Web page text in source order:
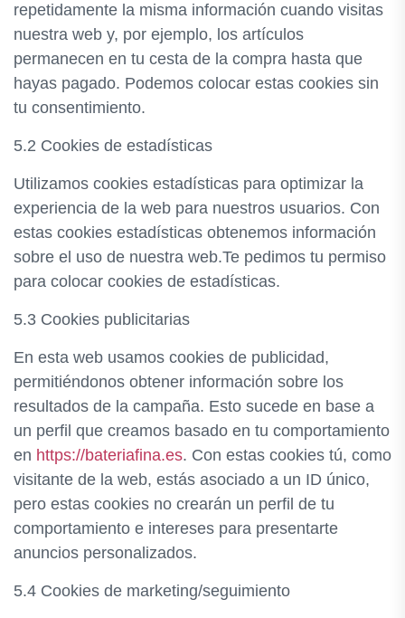
repetidamente la misma información cuando visitas
nuestra web y, por ejemplo, los artículos
permanecen en tu cesta de la compra hasta que
hayas pagado. Podemos colocar estas cookies sin
tu consentimiento.
5.2 Cookies de estadísticas
Utilizamos cookies estadísticas para optimizar la
experiencia de la web para nuestros usuarios. Con
estas cookies estadísticas obtenemos información
sobre el uso de nuestra web.Te pedimos tu permiso
para colocar cookies de estadísticas.
5.3 Cookies publicitarias
En esta web usamos cookies de publicidad,
permitiéndonos obtener información sobre los
resultados de la campaña. Esto sucede en base a
un perfil que creamos basado en tu comportamiento
en https://bateriafina.es. Con estas cookies tú, como
visitante de la web, estás asociado a un ID único,
pero estas cookies no crearán un perfil de tu
comportamiento e intereses para presentarte
anuncios personalizados.
5.4 Cookies de marketing/seguimiento